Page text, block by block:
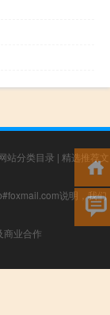
站分类目录 | 精选推荐文
说明，我们
商业合作